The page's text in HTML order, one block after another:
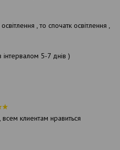
, то спочатк освітлення ,
5-7 днів )
клиентам нравиться